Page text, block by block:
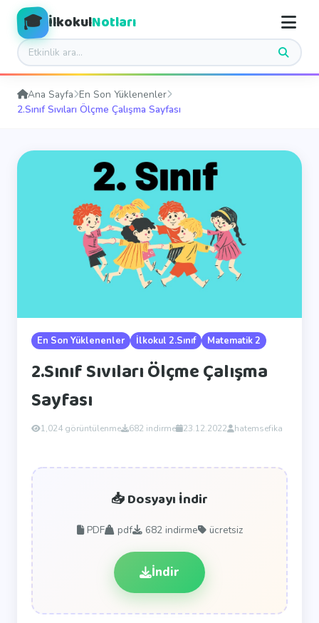
🎓 İlkokulNotları
Ana Sayfa En Son Yüklenenler
2.Sınıf Sıvıları Ölçme Çalışma Sayfası
En Son Yüklenenler İlkokul 2.Sınıf Matematik 2
2.Sınıf Sıvıları Ölçme Çalışma
Sayfası
1,024 görüntülenme 682 indirme 23.12.2022 hatemsefika
📥 Dosyayı İndir
PDF pdf 682indirme ücretsiz
İndir